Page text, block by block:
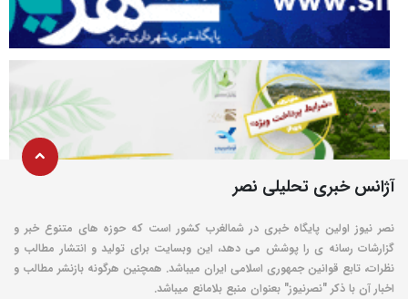
آژانس خبری تحلیلی نصر
نصر نیوز اولین پایگاه خبری در شمالغرب کشور است که حوزه های متنوع خبر و
گزارشات رسانه ی را پوشش می دهد، این وبسایت برای تولید و انتشار مطالب و
نظرات، تابع قوانین جمهوری اسلامی ایران میباشد. همچنین هرگونه بازنشر مطالب و
اخبار آن با ذکر "نصرنیوز" بعنوان منبع بلامانع میباشد.